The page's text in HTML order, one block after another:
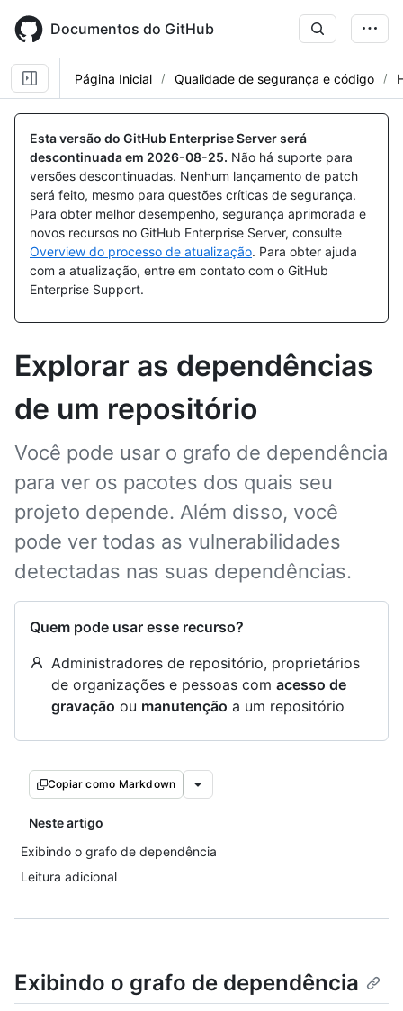
main
content
Documentos do GitHub
Página Inicial Qualidade de segurança e código
Esta versão do GitHub Enterprise Server será
descontinuada em 2026-08-25. Não há suporte para
versões descontinuadas. Nenhum lançamento de patch
será feito, mesmo para questões críticas de segurança.
Para obter melhor desempenho, segurança aprimorada e
novos recursos no GitHub Enterprise Server, consulte
Overview do processo de atualização. Para obter ajuda
com a atualização, entre em contato com o GitHub
Enterprise Support.
Explorar as dependências
de um repositório
Você pode usar o grafo de dependência
para ver os pacotes dos quais seu
projeto depende. Além disso, você
pode ver todas as vulnerabilidades
detectadas nas suas dependências.
Quem pode usar esse recurso?
Administradores de repositório, proprietários
de organizações e pessoas com acesso de
gravação ou manutenção a um repositório
Copiar como Markdown
Neste artigo
Exibindo o grafo de dependência
Leitura adicional
Exibindo o grafo de dependência